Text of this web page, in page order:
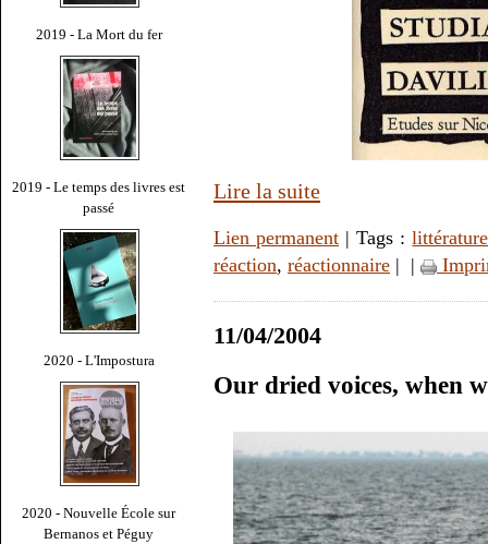
2019 - La Mort du fer
2019 - Le temps des livres est
passé
2020 - L'Impostura
2020 - Nouvelle École sur
Bernanos et Péguy
Lire la suite
Lien permanent | Tags :littérature
réaction, réactionnaire | |
11/04/2004
Our dried voices, when